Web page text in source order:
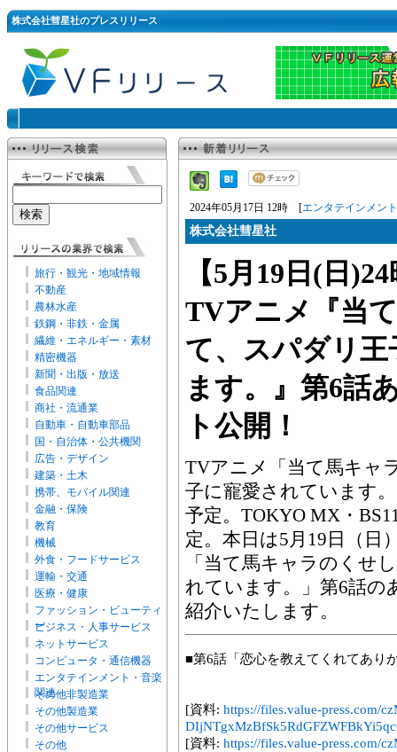
株式会社彗星社のプレスリリース
旅行・観光・地域情報
不動産
農林水産
鉄鋼・非鉄・金属
繊維・エネルギー・素材
精密機器
新聞・出版・放送
食品関連
商社・流通業
自動車・自動車部品
国・自治体・公共機関
広告・デザイン
建築・土木
携帯、モバイル関連
金融・保険
教育
機械
外食・フードサービス
運輸・交通
医療・健康
ファッション・ビューティ
ー
ビジネス・人事サービス
ネットサービス
コンピュータ・通信機器
エンタテインメント・音楽
関連
その他非製造業
その他製造業
その他サービス
その他
2024年05月17日 12時 [エンタテインメン
株式会社彗星社
【5月19日(日
TVアニメ『当
て、スパダリ
ます。』第6話
ト公開！
TVアニメ「当て馬キャ
子に寵愛されています
予定。TOKYO MX・
定。本日は5月19日（日
「当て馬キャラのくせ
れています。」第6話の
紹介いたします。
■第6話「恋心を教えてくれてあり
[資料: https://files.value-press.com/
[資料: https://files.value-press.com/